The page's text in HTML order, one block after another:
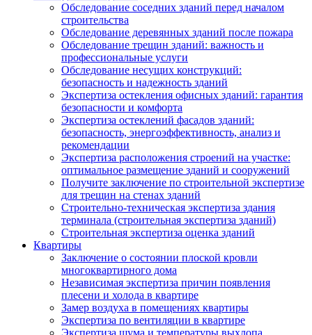
Обследование соседних зданий перед началом
строительства
Обследование деревянных зданий после пожара
Обследование трещин зданий: важность и
профессиональные услуги
Обследование несущих конструкций:
безопасность и надежность зданий
Экспертиза остекления офисных зданий: гарантия
безопасности и комфорта
Экспертиза остеклений фасадов зданий:
безопасность, энергоэффективность, анализ и
рекомендации
Экспертиза расположения строений на участке:
оптимальное размещение зданий и сооружений
Получите заключение по строительной экспертизе
для трещин на стенах зданий
Строительно-техническая экспертиза здания
терминала (строительная экспертиза зданий)
Строительная экспертиза оценка зданий
Квартиры
Заключение о состоянии плоской кровли
многоквартирного дома
Независимая экспертиза причин появления
плесени и холода в квартире
Замер воздуха в помещениях квартиры
Экспертиза по вентиляции в квартире
Экспертиза шума и температуры выхлопа